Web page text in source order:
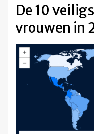
De 10
vrouwen in